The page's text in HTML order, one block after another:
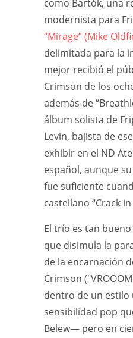
como Bartók, una
modernista para
“Mirage” (Mike
delimitada para la
mejor recibió el
Crimson de los
además de
álbum solista de
Levin, bajista de
exhibir en el ND
español, aunque
fue suficiente
castellano “Crack in
El trío es tan
que disimula la
de la encarnación
Crimson
dentro de un
sensibilidad pop
Belew— pero en